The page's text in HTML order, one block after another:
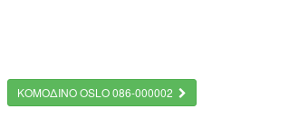
ΚOMOΔΙΝΟ OSLO 086-000002